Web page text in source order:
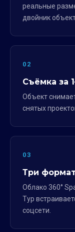
реальные
двойник
02
Съёмка за
Объект
снятых
03
Три
Облако 360°
Тур
соцсети.